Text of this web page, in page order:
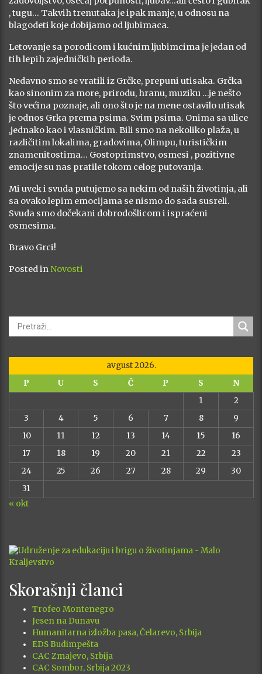
, tugu… Takvih trenutaka je ipak manje, u odnosu na
blagodeti koje dobijamo od ljubimaca.
Letovanje sa porodicom i kućnim ljubimcima je jedan od
tih lepih zajedničkih perioda.
Nedavno smo se vratili iz Grčke, prepuni utisaka. Grčka
kao sinonim za more, prirodu, hranu, muziku …je nešto
što većina poznaje, ali ono što je na mene ostavilo utisak
je odnos Grka prema psima. Svim psima. Onima sa ulice
,jednako kao i vlasničkim. Bili smo na nekoliko plaža, u
različitim lokalima, gradovima, Olimpu, turističkim
znamenitostima… Gostoprimstvo, osmesi , pozitivne
emocije su nas pratile tokom celog putovanja.
Mi uvek i svuda putujemo sa nekim od naših životinja, ali
sa ovako lepim emocijama se nismo do sada susreli.
Svuda smo dočekani dobrodošlicom i ispraćeni
osmesima.
Bravo Grci!
Posted in Novosti
avgust 2026.
P
U S Č P S
N
1
2
3
4 5 6 7 8
9
10
11 12 13 14 15
16
17
18 19 20 21 22
23
24
25 26 27 28 29
30
31
« okt
Skorašnji članci
Trofeo Montenegro
Jesen na Dunavu
Humanitarna izložba pasa, Čelarevo, Srbija
EDS Budimpešta
CAC Zmajevo, Srbija
CAC Sombor, Srbija 2023